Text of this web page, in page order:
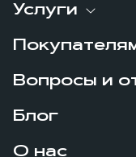
Услуги
Вопросы и
Блог
О нас